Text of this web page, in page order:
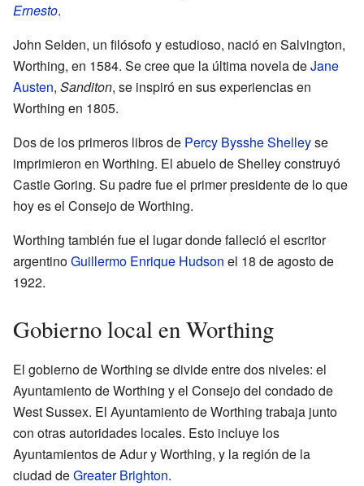
Ernesto.
John Selden, un filósofo y estudioso, nació en Salvington,
Worthing, en 1584. Se cree que la última novela deJane
Austen, Sanditon, se inspiró en sus experiencias en
Worthing en 1805.
Dos de los primeros libros de Percy Bysshe Shelleyse
imprimieron en Worthing. El abuelo de Shelley construyó
Castle Goring. Su padre fue el primer presidente de lo que
hoy es el Consejo de Worthing.
Worthing también fue el lugar donde falleció el escritor
argentinoGuillermo Enrique Hudson el 18 de agosto de
1922.
Gobierno local en Worthing
El gobierno de Worthing se divide entre dos niveles: el
Ayuntamiento de Worthing y el Consejo del condado de
West Sussex. El Ayuntamiento de Worthing trabaja junto
con otras autoridades locales. Esto incluye los
Ayuntamientos de Adur y Worthing, y la región de la
ciudad deGreater Brighton.